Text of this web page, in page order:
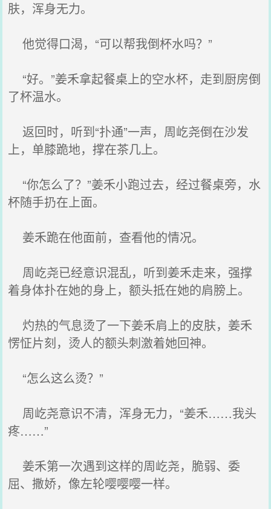
肤，浑身无力。
他觉得口渴，“可以帮我倒杯水吗？”
“好。”姜禾拿起餐桌上的空水杯，走到厨房倒
了杯温水。
返回时，听到“扑通”一声，周屹尧倒在沙发
上，单膝跪地，撑在茶几上。
“你怎么了？”姜禾小跑过去，经过餐桌旁，水
杯随手扔在上面。
姜禾跪在他面前，查看他的情况。
周屹尧已经意识混乱，听到姜禾走来，强撑
着身体扑在她的身上，额头抵在她的肩膀上。
灼热的气息烫了一下姜禾肩上的皮肤，姜禾
愣怔片刻，烫人的额头刺激着她回神。
“怎么这么烫？”
周屹尧意识不清，浑身无力，“姜禾……我头
疼……”
姜禾第一次遇到这样的周屹尧，脆弱、委
屈、撒娇，像左轮嘤嘤嘤一样。